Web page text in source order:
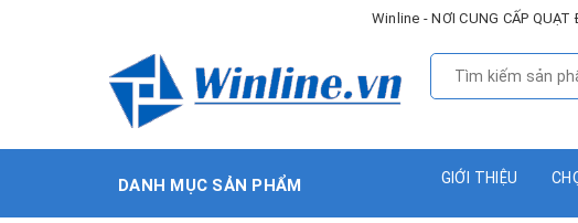
Winline - NƠI CUNG CẤP QUẠT
DANH MỤC SẢN PHẨM GIỚI THIỆU